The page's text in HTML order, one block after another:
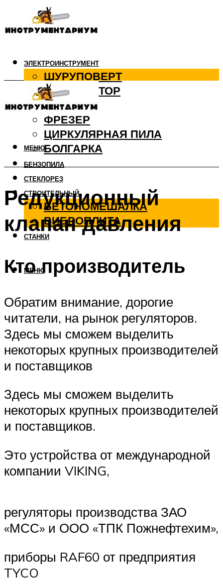
ЭЛЕКТРОИНСТРУМЕНТ
ШУРУПОВЕРТ
ПЕРФОРАТОР
ДРЕЛЬ
ФРЕЗЕР
ЦИРКУЛЯРНАЯ ПИЛА
БОЛГАРКА
БЕНЗОПИЛА
СТЕКЛОРЕЗ
СТРОИТЕЛЬНЫЙ
БЕТОНОМЕШАЛКА
ВИБРОПЛИТА
СТАНКИ
МЕНЮ
МЕНЮ
Редукционный
клапан давления
Кто производитель
Обратим внимание, дорогие
читатели, на рынок регуляторов.
Здесь мы сможем выделить
некоторых крупных производителей
и поставщиков
Здесь мы сможем выделить
некоторых крупных производителей
и поставщиков.
Это устройства от международной
компании VIKING,
регуляторы производства ЗАО
«МСС» и ООО «ТПК Пожнефтехим»,
приборы RAF60 от предприятия
TYCO